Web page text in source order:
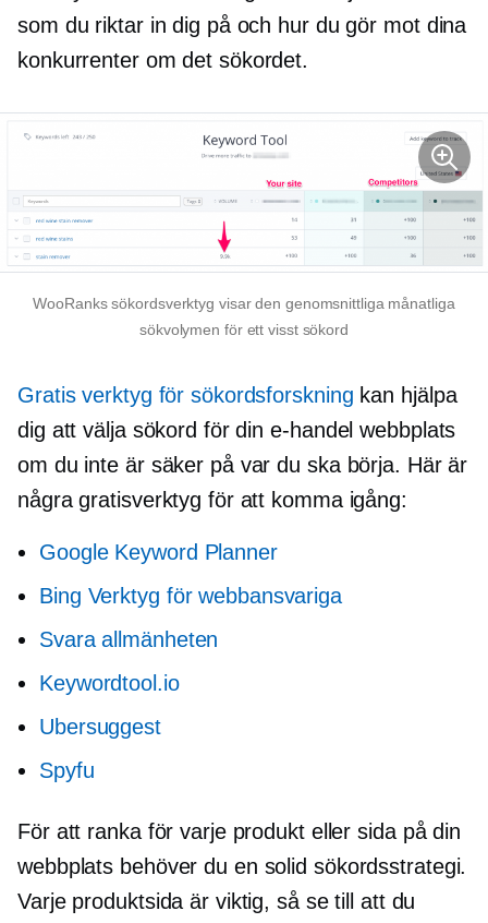
som du riktar in dig på och hur du gör mot dina
konkurrenter om det sökordet.
WooRanks sökordsverktyg visar den genomsnittliga månatliga
sökvolymen för ett visst sökord
Gratis verktyg för sökordsforskning kan hjälpa
dig att välja sökord för dine-handel webbplats
om du inte är säker på var du ska börja. Här är
några gratisverktyg för att komma igång:
Google Keyword Planner
Bing Verktyg för webbansvariga
Svara allmänheten
Keywordtool.io
Ubersuggest
Spyfu
För att ranka för varje produkt eller sida på din
webbplats behöver du en solid sökordsstrategi.
Varje produktsida är viktig, så se till att du